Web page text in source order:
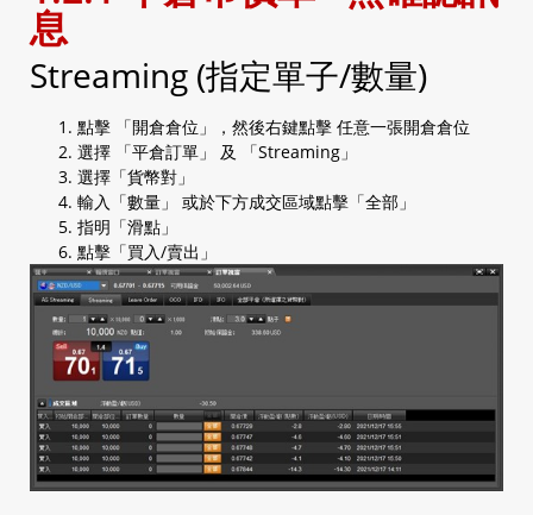
b. OCO (限價 + 止損)
c. 更改Leave Order
1.6 查閱平倉倉位
1.7 查閱等候中訂單
1.8 查閱帳戶保證金信息
1.9 一般設定
a. AS streaming 設定
b. 電郵設定
c. 交易設定
d. 密碼設定
e. 電郵/電話設定
f. 平台顯示
g. 連接(互聯網)
h. 匯率顯示設定
i. 保證金顯示顏色
j. 自動收錄器(外匯資訊顯示器)
k. 快捷方式欄
息
Streaming (指定單子/數量)
點擊 「開倉倉位」，然後右鍵點擊 任意一張開倉倉位
選擇 「平倉訂單」 及 「Streaming」
選擇「貨幣對」
輸入「數量」 或於下方成交區域點擊「全部」
指明「滑點」
點擊「買入/賣出」